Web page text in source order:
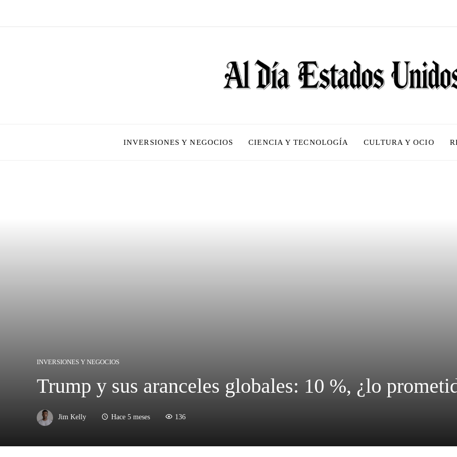
INVERSIONES Y NEGOCIOS CIENCIA Y TECNOLOGÍA CULTURA Y OCIO
INVERSIONES Y NEGOCIOS
Trump y sus aranceles globales: 10 %, ¿lo
Jim Kelly Hace 5 meses 136